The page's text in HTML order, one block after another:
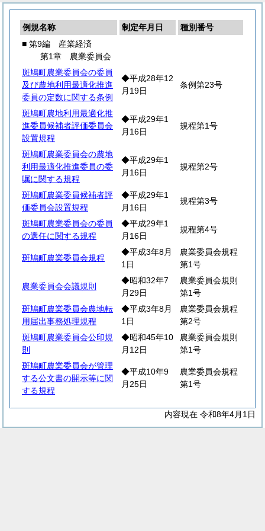
例規名称 制定年月日
種別番号
■ 第9編 産業経済
第1章 農業委員会
斑鳩町農業委員会の委員
及び農地利用最適化推進
委員の定数に関する条例
◆平成28年12
月19日
条例第23号
斑鳩町農地利用最適化推
進委員候補者評価委員会
設置規程
◆平成29年1
月16日
規程第1号
斑鳩町農業委員会の農地
利用最適化推進委員の委
嘱に関する規程
◆平成29年1
月16日
規程第2号
斑鳩町農業委員候補者評
価委員会設置規程
◆平成29年1
月16日
規程第3号
斑鳩町農業委員会の委員
の選任に関する規程
◆平成29年1
月16日
規程第4号
斑鳩町農業委員会規程
◆平成3年8月
1日
農業委員会規程
第1号
農業委員会会議規則
◆昭和32年7
月29日
農業委員会規則
第1号
斑鳩町農業委員会農地転
用届出事務処理規程
◆平成3年8月
1日
農業委員会規程
第2号
斑鳩町農業委員会公印規
則
◆昭和45年10
月12日
農業委員会規則
第1号
斑鳩町農業委員会が管理
する公文書の開示等に関
する規程
◆平成10年9
月25日
農業委員会規程
第1号
内容現在 令和8年4月1日